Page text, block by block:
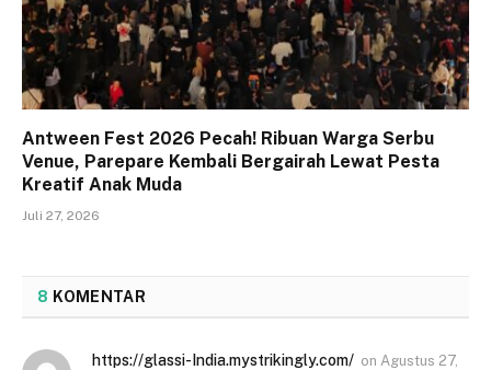
Antween Fest 2026 Pecah! Ribuan Warga Serbu
Venue, Parepare Kembali Bergairah Lewat Pesta
Kreatif Anak Muda
Juli 27, 2026
8 KOMENTAR
https://glassi-India.mystrikingly.com/ on Agustus 27,